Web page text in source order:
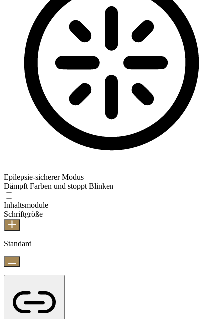
Epilepsie-sicherer Modus
Dämpft Farben und stoppt Blinken
Inhaltsmodule
Schriftgröße
Standard